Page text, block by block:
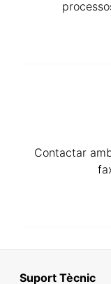
Contactar
Suport Tècnic